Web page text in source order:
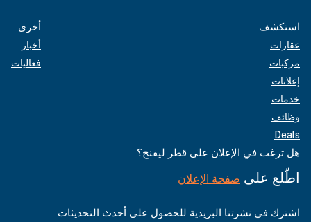
استكشف
عقارات
مركبات
إعلانات
خدمات
وظائف
Deals
أخرى
أخبار
فعاليات
هل ترغب في الإعلان على قطر ليفنج؟
اطّلع على صفحة الإعلان
اشترك في نشرتنا البريدية للحصول على أحدث التحديثات